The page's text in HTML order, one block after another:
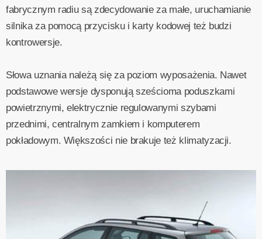
fabrycznym radiu są zdecydowanie za małe, uruchamianie
silnika za pomocą przycisku i karty kodowej też budzi
kontrowersje.
Słowa uznania należą się za poziom wyposażenia. Nawet
podstawowe wersje dysponują sześcioma poduszkami
powietrznymi, elektrycznie regulowanymi szybami
przednimi, centralnym zamkiem i komputerem
pokładowym. Większości nie brakuje też klimatyzacji.